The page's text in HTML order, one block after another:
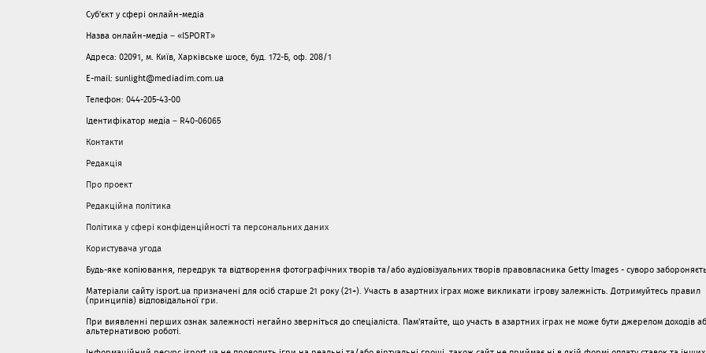
Суб'єкт у сфері онлайн-медіа
Назва онлайн-медіа – «ISPORT»
Адреса: 02091, м. Київ, Харківське шосе, буд. 172-Б, оф. 208/1
E-mail: sunlight@mediadim.com.ua
Телефон: 044-205-43-00
Ідентифікатор медіа – R40-06065
Контакти
Редакція
Про проект
Редакційна політика
Політика у сфері конфіденційності та персональних даних
Користувача угода
Будь-яке копіювання, передрук та відтворення фотографічних творів та/або аудіовізуальних творів правовласника Getty Images - суворо
Матеріали сайту isport.ua призначені для осіб старше 21 року (21+). Участь в азартних іграх може викликати ігрову залежність. Дотримуйтесь правил
(принципів) відповідальної гри.
При виявленні перших ознак залежності негайно зверніться до спеціаліста. Пам'ятайте, що участь в азартних іграх не може бути джерелом доходів
альтернативою роботі.